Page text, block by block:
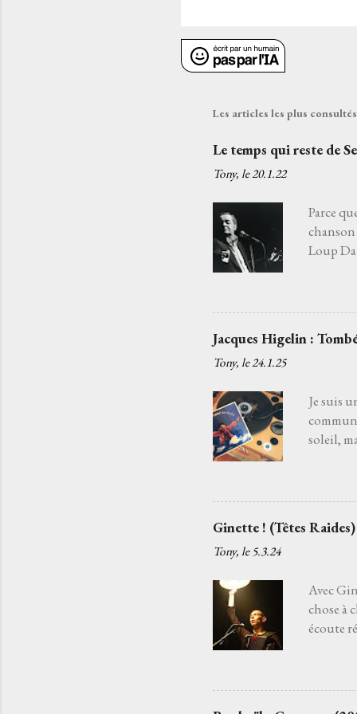
Les articles les plus
Le temps qui reste de
Tony, le20.1.22
Parce
Loup
j'aurais
Jacques Higelin :
Tony, le24.1.25
Je suis
soleil,
ancien
Ginette ! (Têtes Raides)
Tony, le 5.3.24
Avec
chose à
écoute